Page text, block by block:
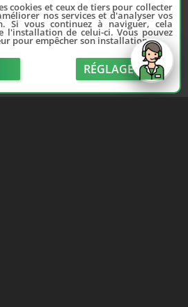
cookies et ceux de tiers pour collecter
nos services et d'analyser vos
Si vous continuez à naviguer, cela
l'installation de celui-ci. Vous pouvez
pour empêcher son installation.
RÉGLAGE